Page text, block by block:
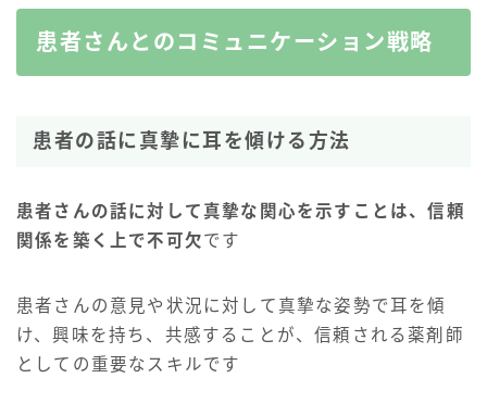
患者さんとのコミュニケーション戦略
患者の話に真摯に耳を傾ける方法
患者さんの話に対して真摯な関心を示すことは、信頼
関係を築く上で不可欠です
患者さんの意見や状況に対して真摯な姿勢で耳を傾
け、興味を持ち、共感することが、信頼される薬剤師
としての重要なスキルです